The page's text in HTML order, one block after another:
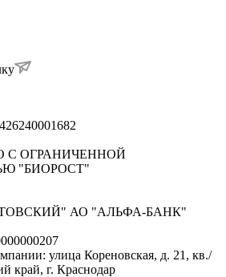
С ОГРАНИЧЕННОЙ
"БИОРОСТ"
АО "АЛЬФА-БАНК"
улица Кореновская, д. 21, кв./
край, г. Краснодар